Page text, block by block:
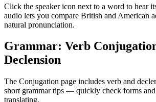
Click the speaker icon next to a word to hear
audio lets you compare British and American
natural pronunciation.
Grammar: Verb
Declension
The Conjugation page includes verb and
short grammar tips — quickly check forms
translating.